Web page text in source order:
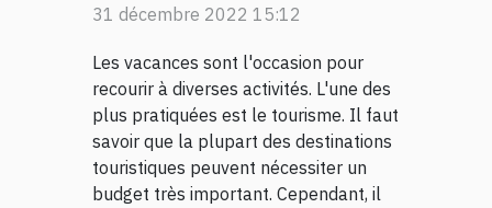
31 décembre 2022 15:12
Les vacances sont l'occasion pour
recourir à diverses activités. L'une des
plus pratiquées est le tourisme. Il faut
savoir que la plupart des destinations
touristiques peuvent nécessiter un
budget très important. Cependant, il